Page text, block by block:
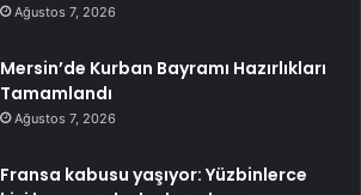
Ağustos 7, 2026
Mersin’de Kurban Bayramı Hazırlıkları
Tamamlandı
Ağustos 7, 2026
Fransa kabusu yaşıyor: Yüzbinlerce